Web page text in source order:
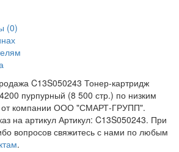
(0)
C13S050243 Тонер-картридж
пурпурный (8 500 стр.) по низким
от компании ООО "СМАРТ-ГРУПП".
на артикул Артикул: C13S050243. При
вопросов свяжитесь с нами по любым
.